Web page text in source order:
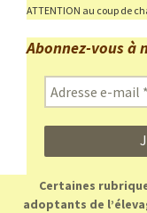
ATTENTION au coup de
Abonnez-vous à
Adresse
e-
mail
Certaines
adoptants de